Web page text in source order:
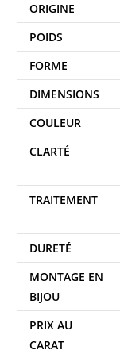
ORIGINE
POIDS
FORME
DIMENSIONS
COULEUR
CLARTÉ
TRAITEMENT
DURETÉ
MONTAGE EN
BIJOU
PRIX AU
CARAT